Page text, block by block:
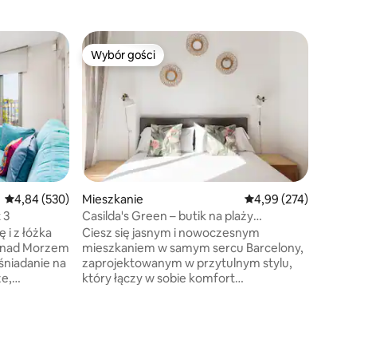
Średnia ocena: 4,84 na 5, liczba recenzji: 530
4,84 (530)
3
i z łóżka
Morzem
na
Wybór gości
Wybór gości
Mieszkanie Średnia ocena: 4,99
4,99 (274)
Casilda's Green – butik na plaży
w Barcelonie
Ciesz się jasnym i nowoczesnym
mieszkaniem w samym sercu Barcelony,
zaprojektowanym w przytulnym stylu,
który łączy w sobie komfort